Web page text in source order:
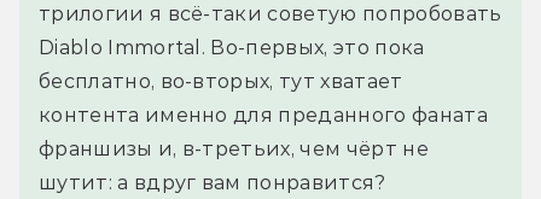
трилогии я всё-таки советую попробовать
Diablo Immortal. Во-первых, это пока
бесплатно, во-вторых, тут хватает
контента именно для преданного фаната
франшизы и, в-третьих, чем чёрт не
шутит: а вдруг вам понравится?